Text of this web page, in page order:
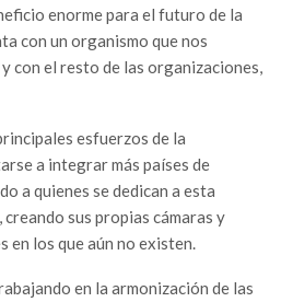
enorme para el futuro de la
con un organismo que nos
con el resto de las organizaciones,
esfuerzos de la
a integrar más países de
a quienes se dedican a esta
sus propias cámaras y
en los que aún no existen.
en la armonización de las